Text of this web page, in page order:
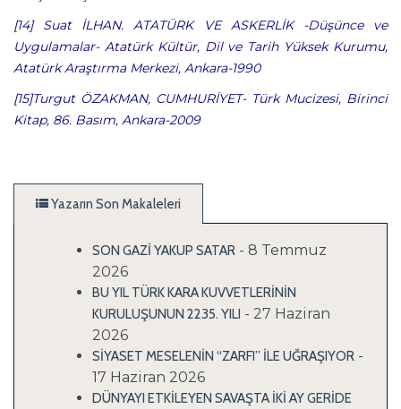
[14] Suat İLHAN. ATATÜRK VE ASKERLİK -Düşünce ve
Uygulamalar- Atatürk Kültür, Dil ve Tarih Yüksek Kurumu,
Atatürk Araştırma Merkezi, Ankara-1990
[15]Turgut ÖZAKMAN, CUMHURİYET- Türk Mucizesi, Birinci
Kitap, 86. Basım, Ankara-2009
Yazarın Son Makaleleri
SON GAZİ YAKUP SATAR - 8 Temmuz
2026
BU YIL TÜRK KARA KUVVETLERİNİN
KURULUŞUNUN 2235. YILI - 27 Haziran
2026
SİYASET MESELENİN “ZARFI” İLE UĞRAŞIYOR -
17 Haziran 2026
DÜNYAYI ETKİLEYEN SAVAŞTA İKİ AY GERİDE